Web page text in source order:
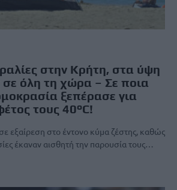
στην Κρήτη, στα ύψη
όλη τη χώρα – Σε ποια
ξεπέρασε για
τους 40°C!
εξαίρεση στο έντονο κύμα ζέστης, καθώς
έκαναν αισθητή την παρουσία τους…